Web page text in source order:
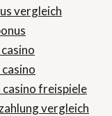
vergleich
freispiele
vergleich